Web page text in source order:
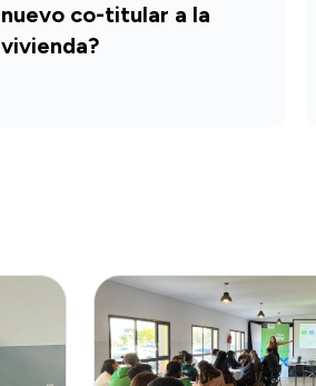
nuevo co-titular a la
vivienda?